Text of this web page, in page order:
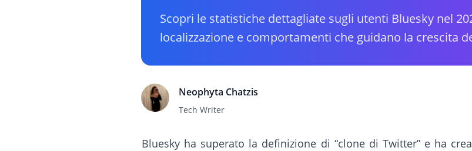
Scopri le statistiche dettagliate sugli utenti Bluesky nel
localizzazione e comportamenti che guidano la crescita
Neophyta Chatzis
Tech Writer
Bluesky ha superato la definizione di “clone di Twitter” e ha